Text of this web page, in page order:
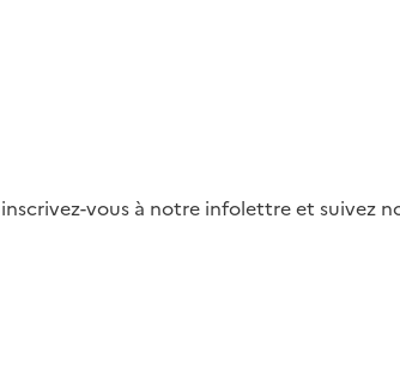
vous à notre infolettre et suivez